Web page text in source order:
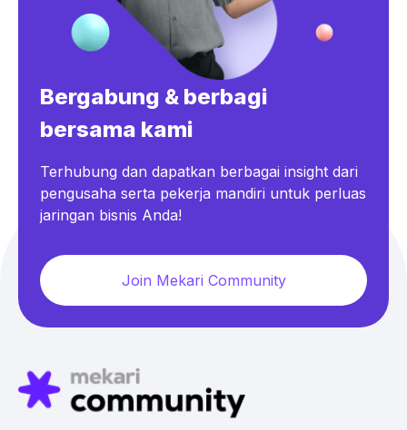
Bergabung & berbagi
bersama kami
Terhubung dan dapatkan berbagai insight dari
pengusaha serta pekerja mandiri untuk perluas
jaringan bisnis Anda!
Join Mekari Community